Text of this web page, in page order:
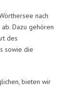
nach
Dazu gehören
des
sowie die
bieten wir